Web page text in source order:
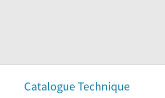
Catalogue Technique